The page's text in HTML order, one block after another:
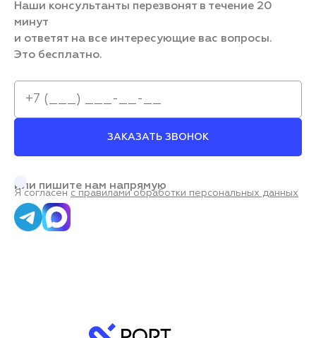
Наши консультанты перезвонят в течение 20
минут
и ответят на все интересующие вас вопросы.
Это бесплатно.
ЗАКАЗАТЬ ЗВОНОК
Я согласен с правилами обработки персональных данных
или пишите нам напрямую